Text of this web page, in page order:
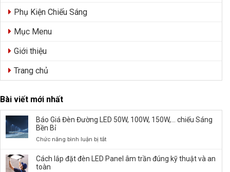
Phụ Kiện Chiếu Sáng
Mục Menu
Giới thiệu
Trang chủ
Bài viết mới nhất
Báo Giá Đèn Đường LED 50W, 100W, 150W,… chiếu Sáng
Bền Bỉ
Chức năng bình luận bị tắtở
Giá
Cách lắp đặt đèn LED Panel âm trần đúng kỹ thuật và an
toàn